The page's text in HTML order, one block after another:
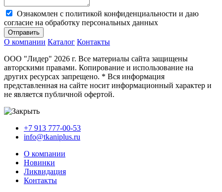
Ознакомлен с политикой конфиденциальности и даю
согласие на обработку персональных данных
Отправить
О компании Каталог Контакты
ООО "Лидер" 2026 г. Все материалы сайта защищены
авторскими правами. Копирование и использование на
других ресурсах запрещено. * Вся информация
представленная на сайте носит информационный характер и
не является публичной офертой.
+7 913 777-00-53
info@tkaniplus.ru
О компании
Новинки
Ликвидация
Контакты